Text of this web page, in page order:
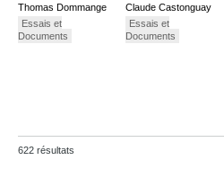
Thomas Dommange
Essais et
Documents
Claude Castonguay
Essais et
Documents
622 résultats